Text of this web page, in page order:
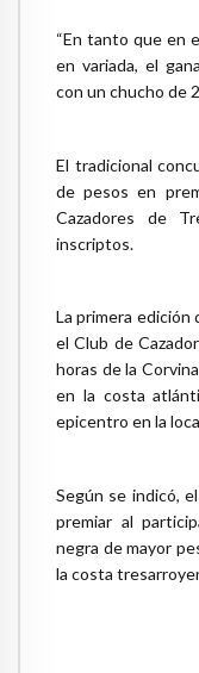
“En tanto que en
en variada, el
con un chucho de
El tradicional
de pesos en
Cazadores de
inscriptos.
La primera edición
el Club de
horas de la
en la costa
epicentro en la
Según se indicó,
premiar al
negra de mayor
la costa